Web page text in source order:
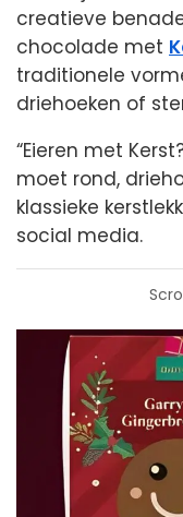
creatieve
chocolade met
traditionele
driehoeken of
“Eieren met
moet rond,
klassieke
social media.